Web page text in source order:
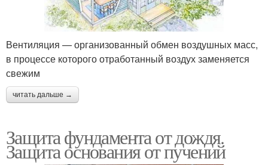
Вентиляция — организованный обмен воздушных масс,
в процессе которого отработанный воздух заменяется
свежим
читать дальше →
Защита фундамента от дождя.
Защита основания от пучений